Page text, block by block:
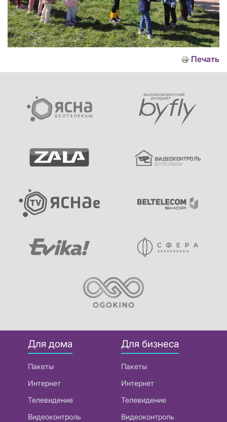
Печать
Для дома
Пакеты
Интернет
Телевидение
Видеоконтроль
Для бизнеса
Пакеты
Интернет
Телевидение
Видеоконтроль